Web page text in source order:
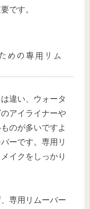
です。
めの専用リム
違い、ウォータ
アイライナーや
のが多いですよ
ーです。専用リ
イクをしっかり
専用リムーバー